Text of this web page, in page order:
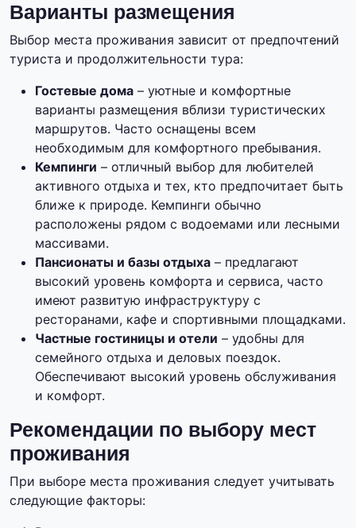
Варианты размещения
Выбор места проживания зависит от предпочтений
туриста и продолжительности тура:
Гостевые дома – уютные и комфортные
варианты размещения вблизи туристических
маршрутов. Часто оснащены всем
необходимым для комфортного пребывания.
Кемпинги – отличный выбор для любителей
активного отдыха и тех, кто предпочитает быть
ближе к природе. Кемпинги обычно
расположены рядом с водоемами или лесными
массивами.
Пансионаты и базы отдыха – предлагают
высокий уровень комфорта и сервиса, часто
имеют развитую инфраструктуру с
ресторанами, кафе и спортивными площадками.
Частные гостиницы и отели – удобны для
семейного отдыха и деловых поездок.
Обеспечивают высокий уровень обслуживания
и комфорт.
Рекомендации по выбору мест
проживания
При выборе места проживания следует учитывать
следующие факторы: